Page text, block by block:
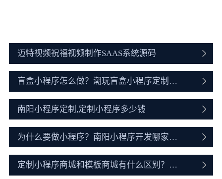
迈特视频祝福视频制作SAAS系统源码
盲盒小程序怎么做？潮玩盲盒小程序定制开
发全流程
南阳小程序定制,定制小程序多少钱
为什么要做小程序？南阳小程序开发哪家公
司好
定制小程序商城和模板商城有什么区别？如